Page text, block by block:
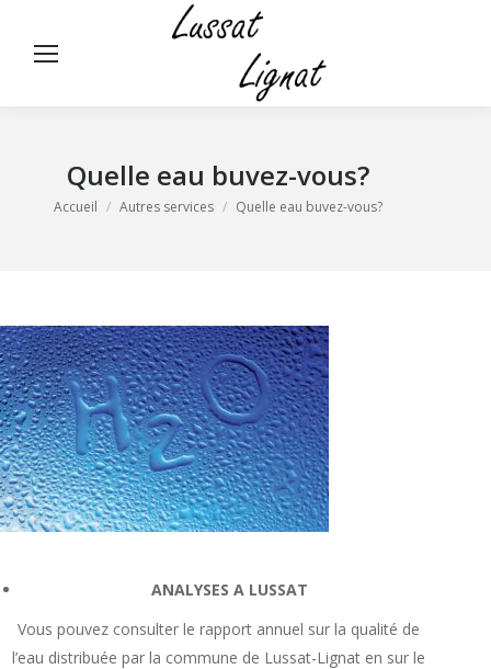
Quelle eau buvez-vous?
Vous êtes ici :
Accueil Autres services Quelle eau buvez-vous?
ANALYSES A LUSSAT
Vous pouvez consulter le rapport annuel sur la qualité de
l’eau distribuée par la commune de Lussat-Lignat en sur le
Panneau de gestion des cookies